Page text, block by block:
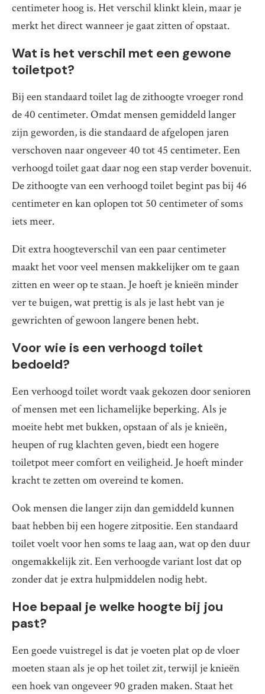
centimeter hoog is. Het verschil klinkt klein, maar je
merkt het direct wanneer je gaat zitten of opstaat.
Wat is het verschil met een gewone
toiletpot?
Bij een standaard toilet lag de zithoogte vroeger rond
de 40 centimeter. Omdat mensen gemiddeld langer
zijn geworden, is die standaard de afgelopen jaren
verschoven naar ongeveer 40 tot 45 centimeter. Een
verhoogd toilet gaat daar nog een stap verder bovenuit.
De zithoogte van een verhoogd toilet begint pas bij 46
centimeter en kan oplopen tot 50 centimeter of soms
iets meer.
Dit extra hoogteverschil van een paar centimeter
maakt het voor veel mensen makkelijker om te gaan
zitten en weer op te staan. Je hoeft je knieën minder
ver te buigen, wat prettig is als je last hebt van je
gewrichten of gewoon langere benen hebt.
Voor wie is een verhoogd toilet
bedoeld?
Een verhoogd toilet wordt vaak gekozen door senioren
of mensen met een lichamelijke beperking. Als je
moeite hebt met bukken, opstaan of als je knieën,
heupen of rug klachten geven, biedt een hogere
toiletpot meer comfort en veiligheid. Je hoeft minder
kracht te zetten om overeind te komen.
Ook mensen die langer zijn dan gemiddeld kunnen
baat hebben bij een hogere zitpositie. Een standaard
toilet voelt voor hen soms te laag aan, wat op den duur
ongemakkelijk zit. Een verhoogde variant lost dat op
zonder dat je extra hulpmiddelen nodig hebt.
Hoe bepaal je welke hoogte bij jou
past?
Een goede vuistregel is dat je voeten plat op de vloer
moeten staan als je op het toilet zit, terwijl je knieën
een hoek van ongeveer 90 graden maken. Staat het